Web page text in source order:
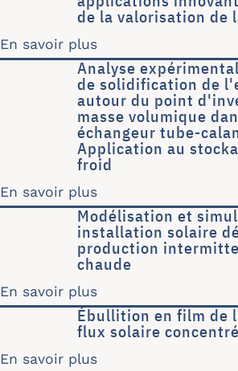
de la valorisation de
En savoir plus
Analyse
de solidification de
autour du point
masse volumique
échangeur tube-
Application au
froid
En savoir plus
Modélisation et
installation solaire
production
chaude
En savoir plus
Ébullition en film de
flux solaire concentré
En savoir plus